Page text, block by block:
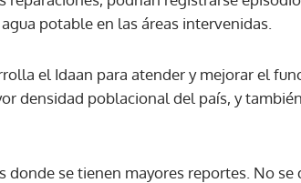
potable en las áreas intervenidas.
el Idaan para atender y mejorar el
densidad poblacional del país, y
se tienen mayores reportes. No se